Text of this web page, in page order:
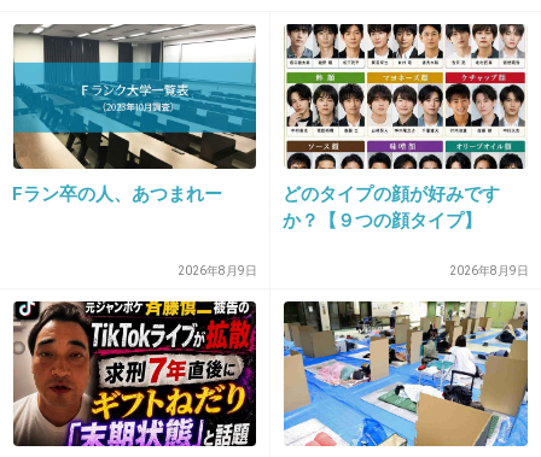
きのこのほうがビター
+60 -0
27. 匿名2013/12/31(火) 10:33:27
たけのこの方がクッキー部分が甘いので、たけ
28. 匿名2013/12/31(火) 10:33:39
一箱198円くらいするよね
Fラン卒の人、あつまれー
2026年8月9日
どのタイプの顔が好みです
か？【９つの顔タイプ】
2026年8月9日